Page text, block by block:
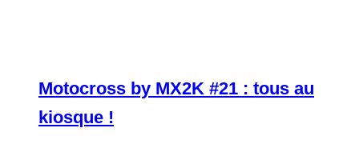
Motocross by MX2K #21 : tous au
kiosque !